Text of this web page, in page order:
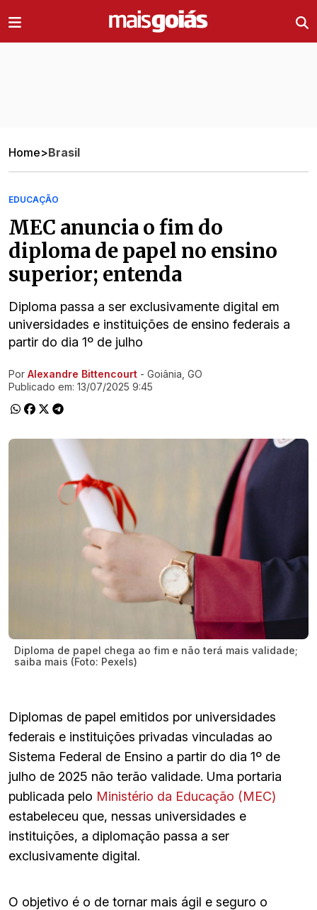
Home>Brasil
EDUCAÇÃO
MEC anuncia o fim do
diploma de papel no ensino
superior; entenda
Diploma passa a ser exclusivamente digital em
universidades e instituições de ensino federais a
partir do dia 1º de julho
Ir direto pra matéria
Por Alexandre Bittencourt - Goiânia, GO
Publicado em: 13/07/2025 9:45
Diploma de papel chega ao fim e não terá mais validade;
saiba mais (Foto: Pexels)
Diplomas de papel emitidos por universidades
federais e instituições privadas vinculadas ao
Sistema Federal de Ensino a partir do dia 1º de
julho de 2025 não terão validade. Uma portaria
publicada pelo Ministério da Educação (MEC)
estabeleceu que, nessas universidades e
instituições, a diplomação passa a ser
exclusivamente digital.
O objetivo é o de tornar mais ágil e seguro o